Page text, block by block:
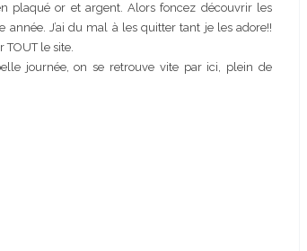
plaqué or et argent. Alors foncez découvrir les
J’ai du mal à les quitter tant je les adore!!
TOUT le site.
journée, on se retrouve vite par ici, plein de